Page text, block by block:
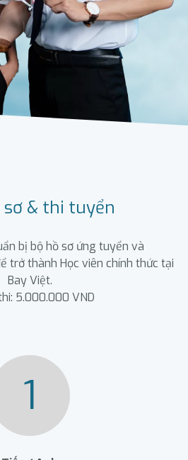
sơ & thi tuyển
bị bộ hồ sơ ứng tuyển và
trở thành Học viên chính thức tại
Bay Việt.
5.000.000 VND
1